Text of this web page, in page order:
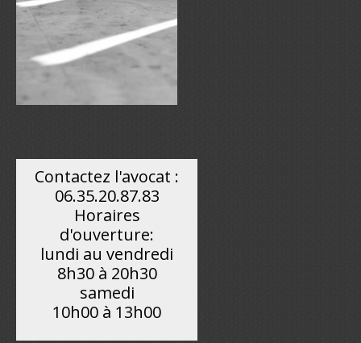
Contactez l'avocat :
06.35.20.87.83
Horaires
d'ouverture:
lundi au vendredi
8h30 à 20h30
samedi
10h00 à 13h00